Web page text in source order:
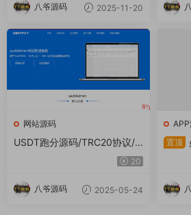
八爷源码 2025-11-20
胜猜
网站源码
USDT跑分源码/TRC20协议/E
RC20协议监听自动回调/usdt
支付系统源码(带三级分销)
20
八爷源码 2025-05-24
置顶